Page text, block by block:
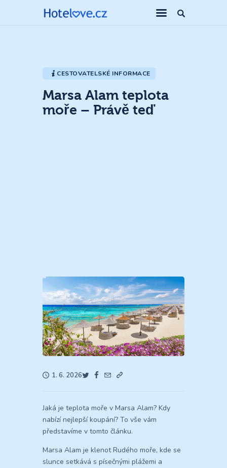
CESTOVATELSKÉ INFORMACE
Marsa Alam teplota
moře – Právě teď
1. 6. 2026
Jaká je teplota moře v Marsa Alam? Kdy
nabízí nejlepší koupání? To vše vám
představíme v tomto článku.
Marsa Alam je klenot Rudého moře, kde se
slunce setkává s písečnými plážemi a